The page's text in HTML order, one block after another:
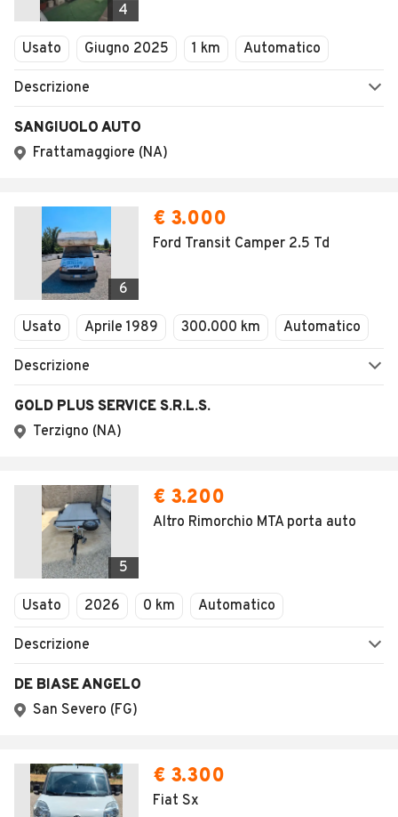
4
Usato Giugno 2025 1 km Automatico
Descrizione
SANGIUOLO AUTO
Frattamaggiore (NA)
6
€ 3.000
Ford Transit Camper 2.5 Td
Usato Aprile 1989 300.000 km Automatico
Descrizione
GOLD PLUS SERVICE S.R.L.S.
Terzigno (NA)
5
€ 3.200
Altro Rimorchio MTA porta auto
Usato 2026 0 km Automatico
Descrizione
DE BIASE ANGELO
San Severo (FG)
€ 3.300
Fiat Sx